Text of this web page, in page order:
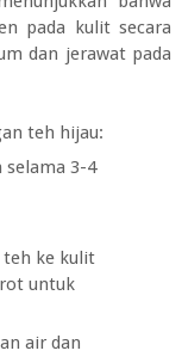
pada kulit secara
dan jerawat pada
teh hijau:
selama 3-4
teh ke kulit
untuk
air dan